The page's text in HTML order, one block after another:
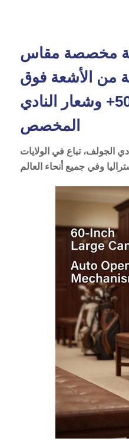
مخصصة مقاس
من الأشعة فوق
البنفسجية 50+ وشعار النادي
المخصص
الجولف، تباع في الولايات
وفي جميع أنحاء العالم